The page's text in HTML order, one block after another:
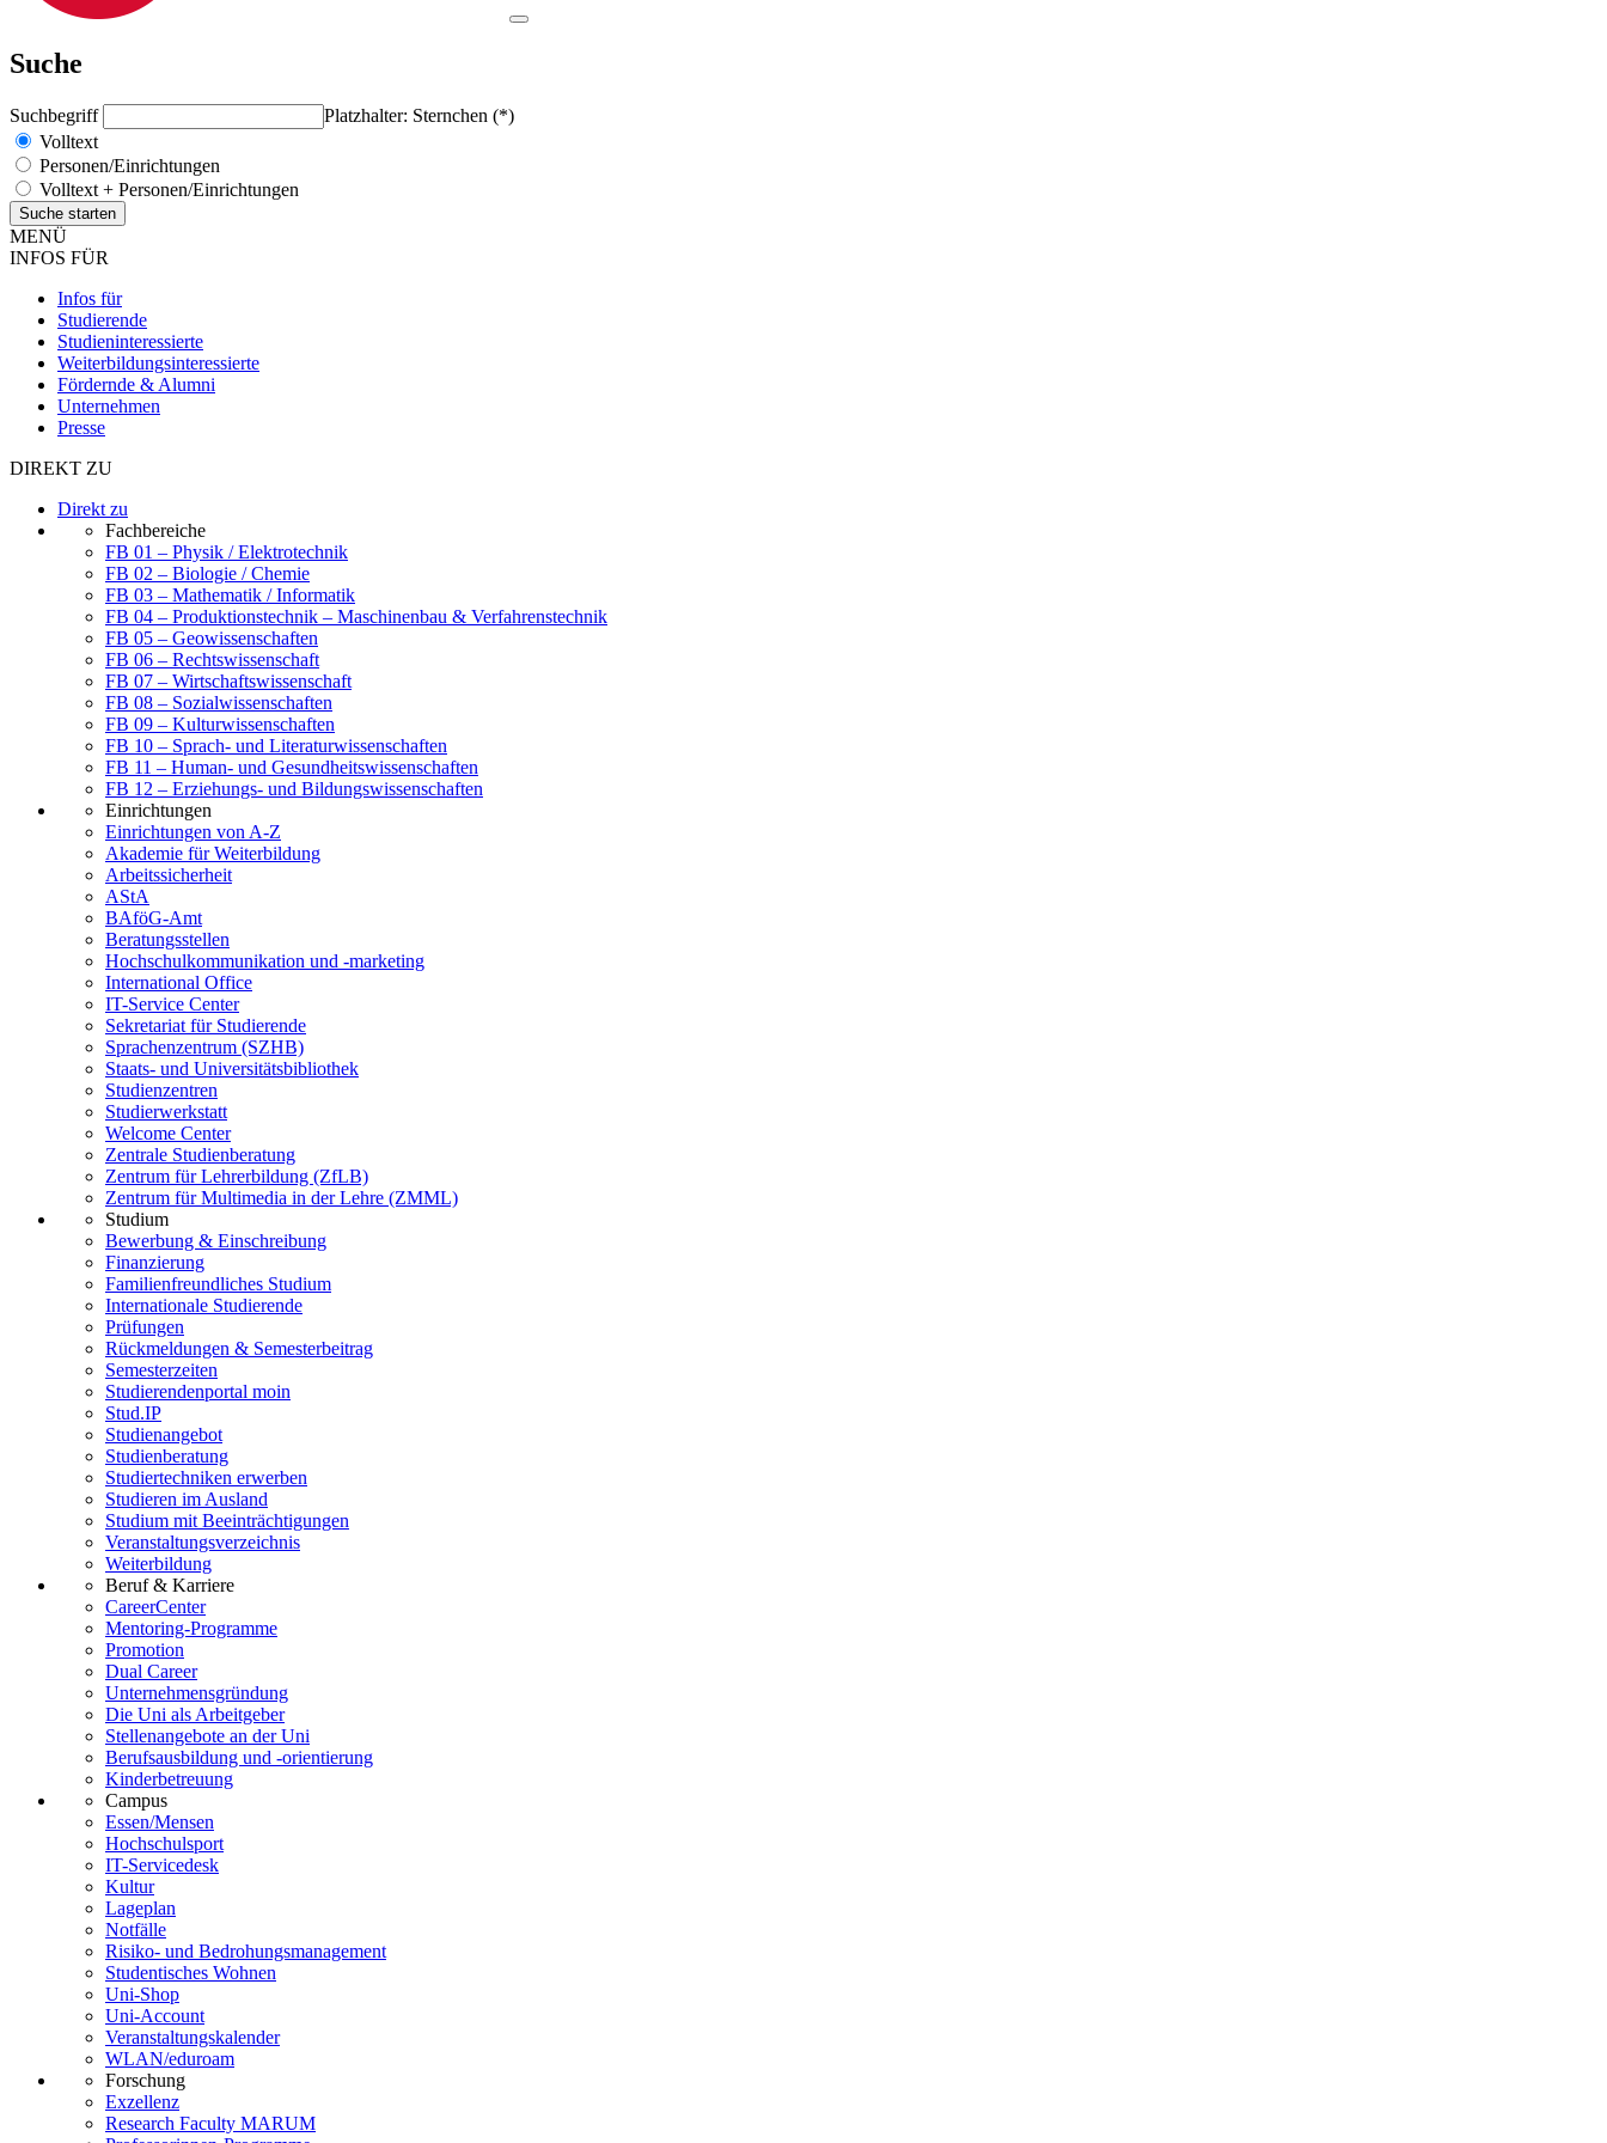
Suche
Suchbegriff
Platzhalter: Sternchen (*)
Volltext
Personen/Einrichtungen
Volltext + Personen/Einrichtungen
MENÜ
INFOS FÜR
Infos für
Studierende
Studieninteressierte
Weiterbildungsinteressierte
Fördernde & Alumni
Unternehmen
Presse
DIREKT ZU
Direkt zu
Fachbereiche
FB 01 – Physik / Elektrotechnik
FB 02 – Biologie / Chemie
FB 03 – Mathematik / Informatik
FB 04 – Produktionstechnik – Maschinenbau & Verfahrenstechnik
FB 05 – Geowissenschaften
FB 06 – Rechtswissenschaft
FB 07 – Wirtschaftswissenschaft
FB 08 – Sozialwissenschaften
FB 09 – Kulturwissenschaften
FB 10 – Sprach- und Literaturwissenschaften
FB 11 – Human- und Gesundheitswissenschaften
FB 12 – Erziehungs- und Bildungswissenschaften
Einrichtungen
Einrichtungen von A-Z
Akademie für Weiterbildung
Arbeitssicherheit
AStA
BAföG-Amt
Beratungsstellen
Hochschulkommunikation und -marketing
International Office
IT-Service Center
Sekretariat für Studierende
Sprachenzentrum (SZHB)
Staats- und Universitätsbibliothek
Studienzentren
Studierwerkstatt
Welcome Center
Zentrale Studienberatung
Zentrum für Lehrerbildung (ZfLB)
Zentrum für Multimedia in der Lehre (ZMML)
Studium
Bewerbung & Einschreibung
Finanzierung
Familienfreundliches Studium
Internationale Studierende
Prüfungen
Rückmeldungen & Semesterbeitrag
Semesterzeiten
Studierendenportal moin
Stud.IP
Studienangebot
Studienberatung
Studiertechniken erwerben
Studieren im Ausland
Studium mit Beeinträchtigungen
Veranstaltungsverzeichnis
Weiterbildung
Beruf & Karriere
CareerCenter
Mentoring-Programme
Promotion
Dual Career
Unternehmensgründung
Die Uni als Arbeitgeber
Stellenangebote an der Uni
Berufsausbildung und -orientierung
Kinderbetreuung
Campus
Essen/Mensen
Hochschulsport
IT-Servicedesk
Kultur
Lageplan
Notfälle
Risiko- und Bedrohungsmanagement
Studentisches Wohnen
Uni-Shop
Uni-Account
Veranstaltungskalender
WLAN/eduroam
Forschung
Exzellenz
Research Faculty MARUM